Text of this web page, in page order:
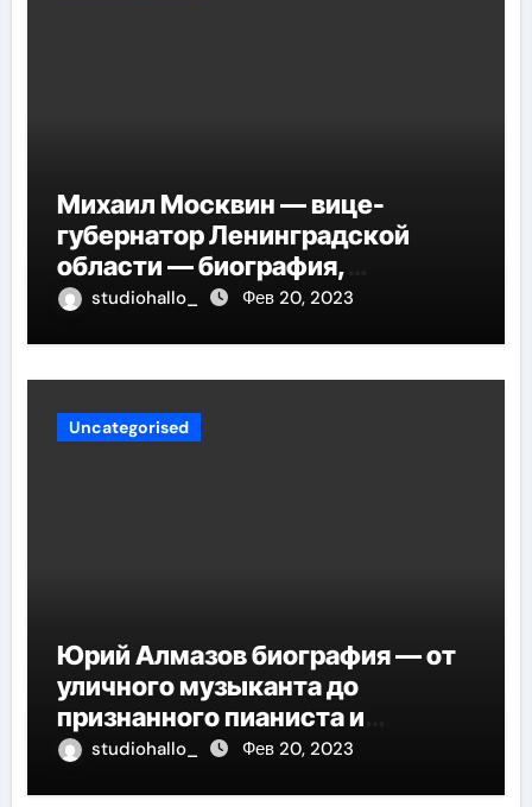
Михаил Москвин — вице-
губернатор Ленинградской
области — биография,
достижения и вклад в развитие
studiohallo_ Фев 20, 2023
Uncategorised
Юрий Алмазов биография — от
уличного музыканта до
признанного пианиста и
композитора
studiohallo_ Фев 20, 2023